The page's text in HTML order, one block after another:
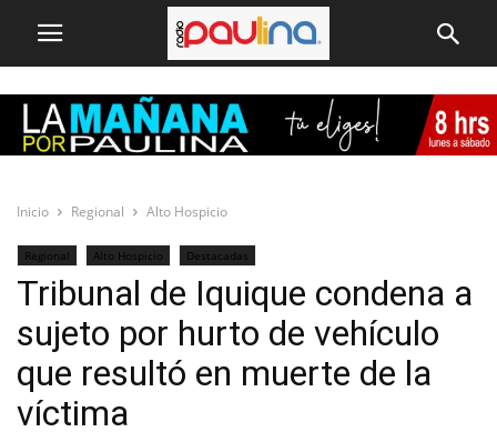
Inicio Regional Alto Hospicio
Regional Alto Hospicio Destacadas
Tribunal de Iquique condena a
sujeto por hurto de vehículo
que resultó en muerte de la
víctima